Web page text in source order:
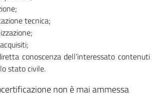
tecnica;
conoscenza dell’interessato contenuti
stato civile.
non è mai ammessa